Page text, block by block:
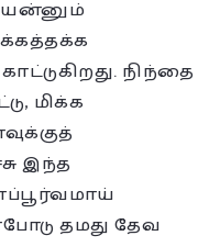
நிந்தை
மிக்க
இந்த
தமது தேவ